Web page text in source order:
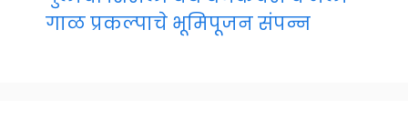
गाळ प्रकल्पाचे भूमिपूजन संपन्न